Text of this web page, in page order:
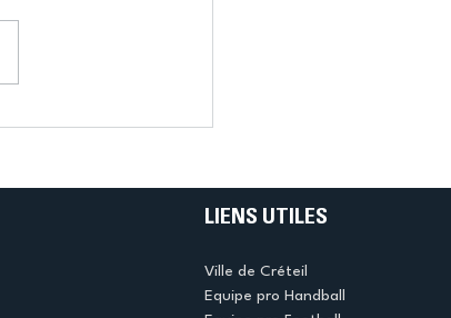
LIENS UTILES
Ville de Créteil
Equipe pro Handball